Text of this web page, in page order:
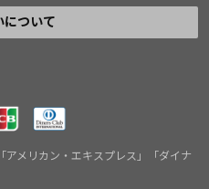
について
アメリカン・エキスプレス」「ダイナ